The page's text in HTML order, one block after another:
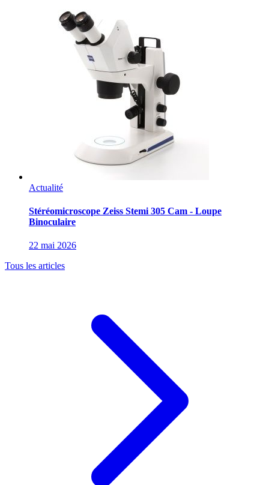
Actualité
Stéréomicroscope Zeiss Stemi 305 Cam - Loupe
Binoculaire
22 mai 2026
Tous les articles